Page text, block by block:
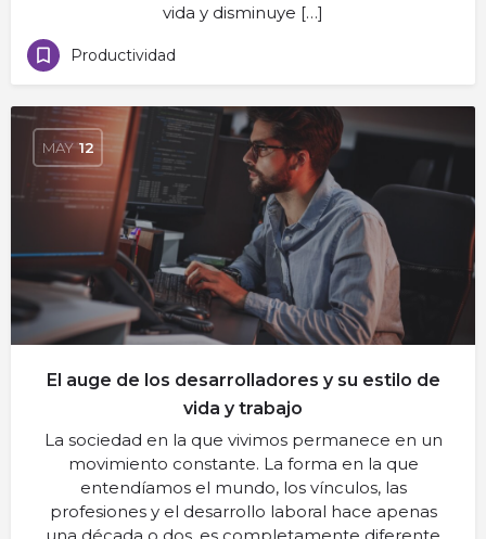
vida y disminuye […]
Productividad
MAY 12
El auge de los desarrolladores y su estilo de
vida y trabajo
La sociedad en la que vivimos permanece en un
movimiento constante. La forma en la que
entendíamos el mundo, los vínculos, las
profesiones y el desarrollo laboral hace apenas